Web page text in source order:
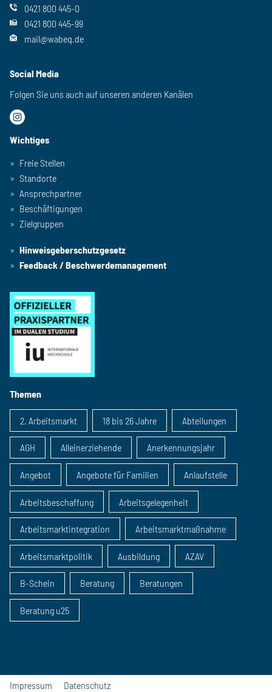
0421 800 445-0
0421 800 445-99
mail@wabeq.de
Social Media
Folgen Sie uns auch auf unseren anderen Kanälen
Wichtiges
Freie Stellen
Standorte
Ansprechpartner
Beschäftigungen
Zielgruppen
Hinweisgeberschutzgesetz
Feedback / Beschwerdemanagement
Themen
2. Arbeitsmarkt 18 bis 26 Jahre Abteilungen
AGH Alleinerziehende Anerkennungsjahr
Angebot Angebote für Familien Anlaufstelle
Arbeitsbeschaffung Arbeitsgelegenheit
Arbeitsmarktintegration Arbeitsmarktmaßnahme
Arbeitsmarktpolitik Ausbildung AZAV
B-Schein Beratung Beratungen
Beratung u25
Impressum Datenschutz